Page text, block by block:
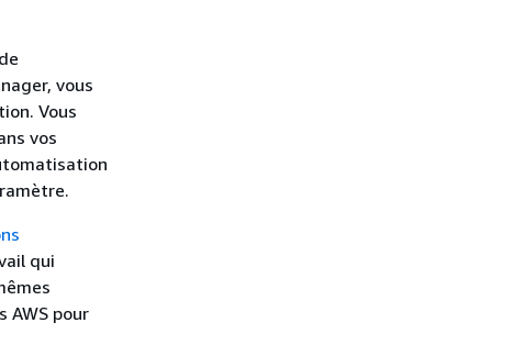
vous
Vous
vos
qui
AWS pour